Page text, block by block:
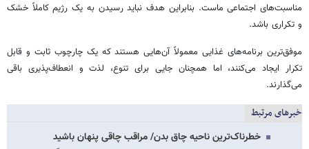
مناسبت‌های اجتماعی ماست. بنابراین هدف نباید رسیدن به یک رژیم کاملاً خشک
و تکراری باشد.
موفق‌ترین برنامه‌های غذایی معمولاً آن‌هایی هستند که یک چارچوب ثابت و قابل
تکرار ایجاد می‌کنند، اما همچنان جایی برای تنوع، لذت و انعطاف‌پذیری باقی
می‌گذارند.
خبرهای مرتبط
خطرناک‌ترین ناحیه چاق بدن/ مراقب چاقی پنهان باشید